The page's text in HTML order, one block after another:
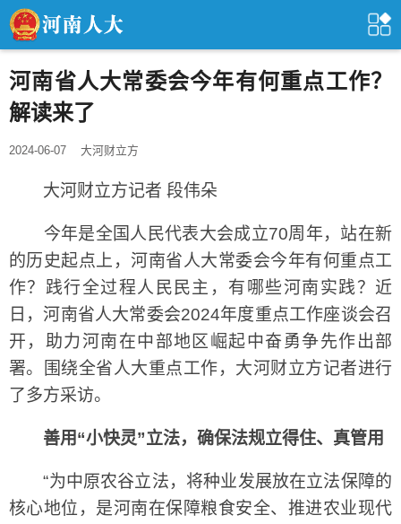
河南省人大常委会今年有何重点工作？
解读来了
2024-06-07 大河财立方
大河财立方记者 段伟朵
今年是全国人民代表大会成立70周年，站在新
的历史起点上，河南省人大常委会今年有何重点工
作？践行全过程人民民主，有哪些河南实践？近
日，河南省人大常委会2024年度重点工作座谈会召
开，助力河南在中部地区崛起中奋勇争先作出部
署。围绕全省人大重点工作，大河财立方记者进行
了多方采访。
善用“小快灵”立法，确保法规立得住、真管用
“为中原农谷立法，将种业发展放在立法保障的
核心地位，是河南在保障粮食安全、推进农业现代